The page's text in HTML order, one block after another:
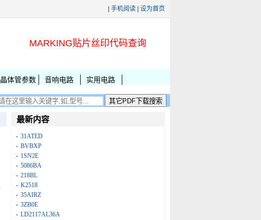
手机阅读 设为首页
MARKING贴片丝印代码查询
晶体管参数 音响电路 实用电路
最新内容
31ATED
BVBXP
1SN2E
5086BA
218BL
K2518
35AIRZ
3ZB0E
LD2117AL36A